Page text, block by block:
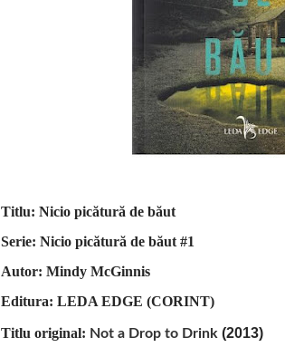
Titlu: Nicio picătură de băut
Serie: Nicio picătură de băut #1
Autor: Mindy McGinnis
Editura: LEDA EDGE (CORINT)
Titlu original: Not a Drop to Drink (2013)